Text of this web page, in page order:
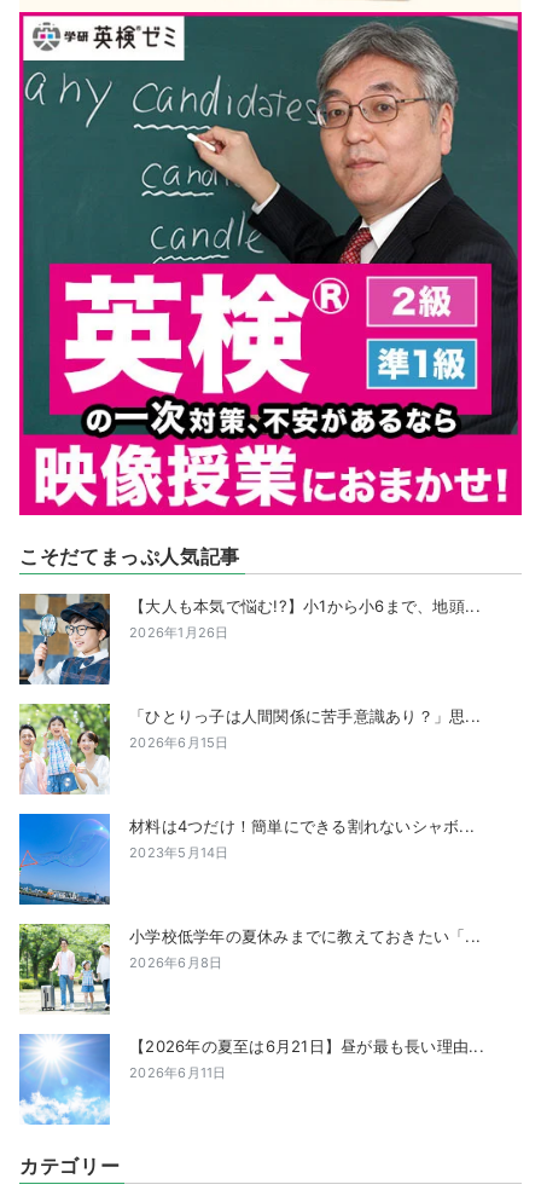
こそだてまっぷ人気記事
【大人も本気で悩む!?】小1から小6まで、地頭...
2026年1月26日
「ひとりっ子は人間関係に苦手意識あり？」思...
2026年6月15日
材料は4つだけ！簡単にできる割れないシャボ...
2023年5月14日
小学校低学年の夏休みまでに教えておきたい「...
2026年6月8日
【2026年の夏至は6月21日】昼が最も長い理由...
2026年6月11日
カテゴリー